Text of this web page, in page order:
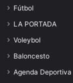
Fútbol
LA PORTADA
Voleybol
Baloncesto
Agenda Deportiva